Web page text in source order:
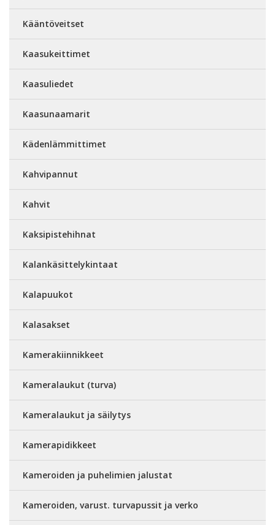
Kääntöveitset
Kaasukeittimet
Kaasuliedet
Kaasunaamarit
Kädenlämmittimet
Kahvipannut
Kahvit
Kaksipistehihnat
Kalankäsittelykintaat
Kalapuukot
Kalasakset
Kamerakiinnikkeet
Kameralaukut (turva)
Kameralaukut ja säilytys
Kamerapidikkeet
Kameroiden ja puhelimien jalustat
Kameroiden, varust. turvapussit ja verko